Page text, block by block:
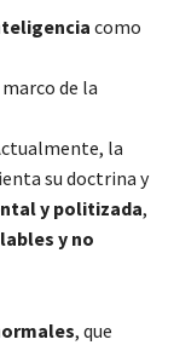
como
de la
la
su doctrina y
y politizada,
y no
, que